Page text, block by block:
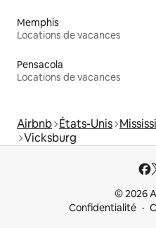
Memphis
Locations de vacances
Pensacola
Locations de vacances
Airbnb États-Unis
Vicksburg
© 2026
Confidentialité